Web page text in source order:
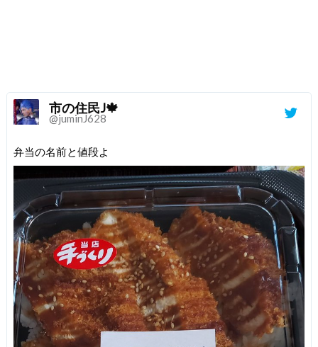
市の住民J🍁
@juminJ628
弁当の名前と値段よ